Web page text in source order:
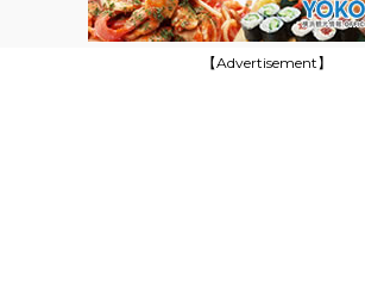
【Advertisement】